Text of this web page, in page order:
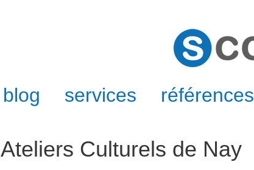
blog services références
Ateliers Culturels de Nay